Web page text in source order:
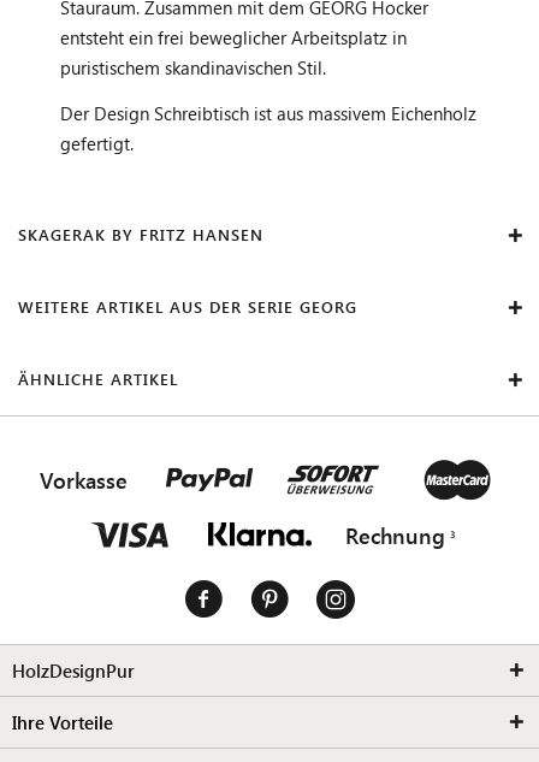
Stauraum. Zusammen mit dem GEORG Hocker
entsteht ein frei beweglicher Arbeitsplatz in
puristischem skandinavischen Stil.
Der Design Schreibtisch ist aus massivem Eichenholz
gefertigt.
SKAGERAK BY FRITZ HANSEN
WEITERE ARTIKEL AUS DER SERIE GEORG
ÄHNLICHE ARTIKEL
Vorkasse
Rechnung
HolzDesignPur
Ihre Vorteile